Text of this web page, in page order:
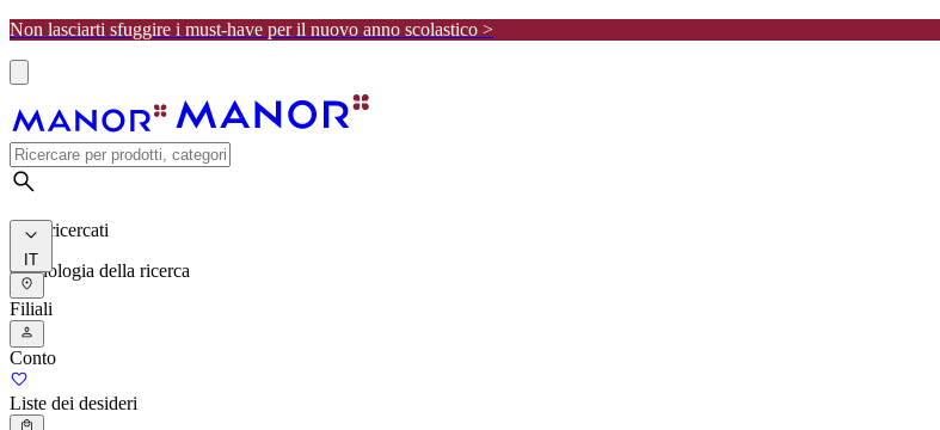
Non lasciarti sfuggire i must-have per il nuovo anno scolastico >
I più ricercati
Cronologia della ricerca
IT
Filiali
Conto
Liste dei desideri